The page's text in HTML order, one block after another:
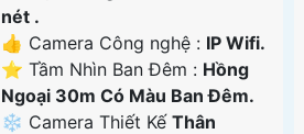
nét .
👍 Camera Công nghệ : IP Wifi.
⭐ Tầm Nhìn Ban Đêm : Hồng
Ngoại 30m Có Màu Ban Ðêm.
❄ Camera Thiết Kế Thân